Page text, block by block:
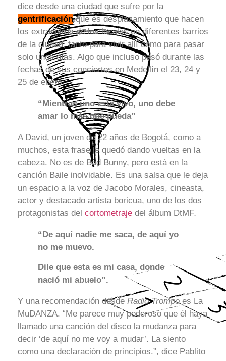
dice desde una ciudad que sufre por la
gentrificaciónque es desplazamiento que hacen
los extranjeros de los locales en diferentes barrios
de la ciudad, tanto para vivir allí como para pasar
solo unos días. Algo que incluso pasó durante las
fechas de sus conciertos en Medellín el 23, 24 y
25 de enero.
“Mientras uno está vivo, uno debe
amar lo más que pueda”
A David, un joven de 22 años de Bogotá, como a
muchos, esta frase le quedó dando vueltas en la
cabeza. No es de Bad Bunny, pero está en la
canción Baile inolvidable. Es una salsa que le deja
un espacio a la voz de Jacobo Morales, cineasta,
actor y destacado artista boricua, uno de los dos
protagonistas del cortometraje del álbum DtMF.
“De aquí nadie me saca, de aquí yo
no me muevo.
Dile que esta es mi casa, donde
nació mi abuelo”.
Y una recomendación desde Radio Trompoes La
MuDANZA. “Me parece muy poderoso que él haya
llamado una canción del disco la mudanza para
decir ‘de aquí no me voy a mudar’. La siento
como una declaración de principios.”, dice Pablito